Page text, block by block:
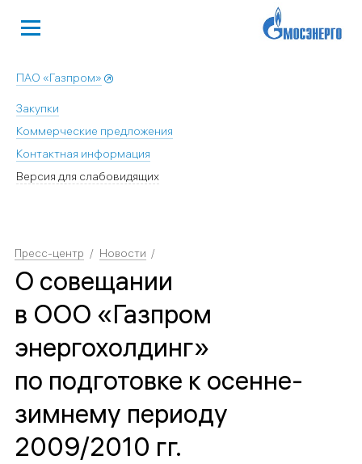
ПАО «Газпром»
Закупки
Коммерческие предложения
Контактная информация
Версия для слабовидящих
Пресс-центр Новости
О совещании
в ООО «Газпром
энергохолдинг»
по подготовке к осенне-
зимнему периоду
2009/2010 гг.